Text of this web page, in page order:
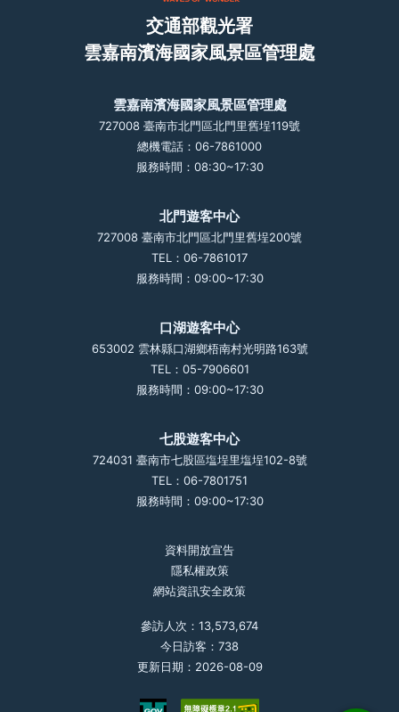
交通部觀光署
雲嘉南濱海國家風景區管理處
雲嘉南濱海國家風景區管理處
727008 臺南市北門區北門里舊埕119號
總機電話：06-7861000
服務時間：08:30~17:30
北門遊客中心
727008 臺南市北門區北門里舊埕200號
TEL：06-7861017
服務時間：09:00~17:30
口湖遊客中心
653002 雲林縣口湖鄉梧南村光明路163號
TEL：05-7906601
服務時間：09:00~17:30
七股遊客中心
724031 臺南市七股區塩埕里塩埕102-8號
TEL：06-7801751
服務時間：09:00~17:30
資料開放宣告
隱私權政策
網站資訊安全政策
參訪人次：13,573,674
今日訪客：738
更新日期：2026-08-09